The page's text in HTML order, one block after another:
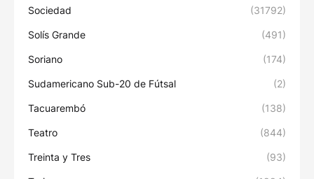
Sociedad (31792)
Solís Grande (491)
Soriano (174)
Sudamericano Sub-20 de Fútsal (2)
Tacuarembó (138)
Teatro (844)
Treinta y Tres (93)